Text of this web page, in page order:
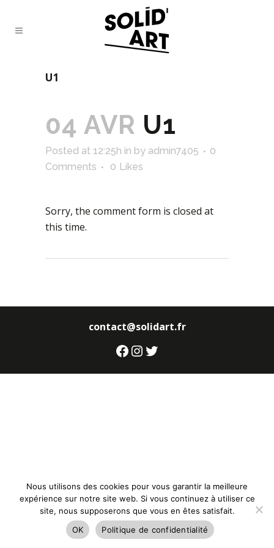
U1
04 AVR U1
Posted at 12:25h in by admin7405
0
Comments
0 Likes
Sorry, the comment form is closed at
this time.
contact@solidart.fr
Facebook
Instagram
Twitter
Nous utilisons des cookies pour vous garantir la meilleure
expérience sur notre site web. Si vous continuez à utiliser ce
site, nous supposerons que vous en êtes satisfait.
OK
Politique de confidentialité